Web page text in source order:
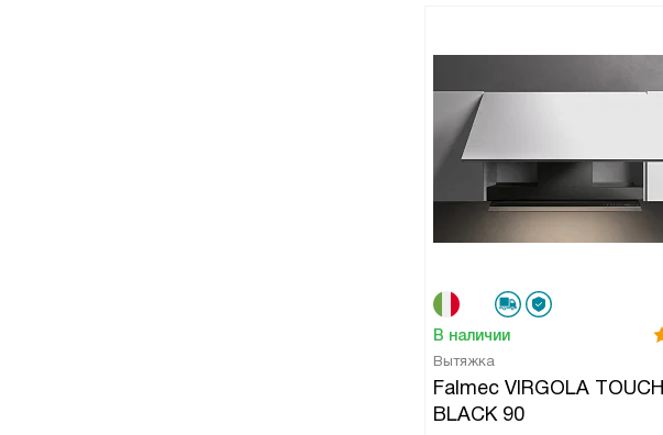
В наличии
Вытяжка
Falmec VIRGOLA TOUCH
BLACK 90